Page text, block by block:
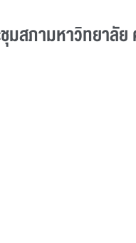
มสภามหาวิทยาลัย